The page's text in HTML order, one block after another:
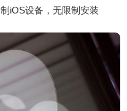
iOS设备，无限制安装